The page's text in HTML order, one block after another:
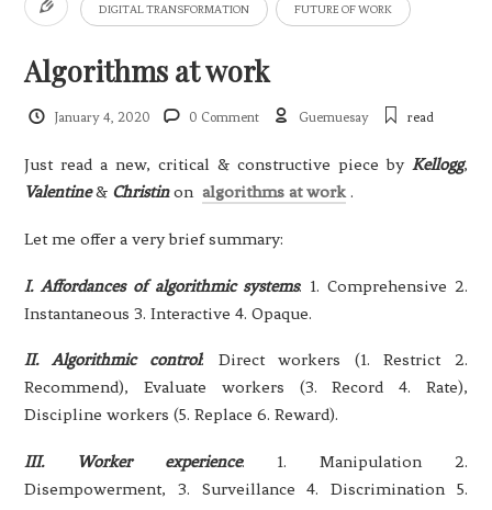
DIGITAL TRANSFORMATION FUTURE OF WORK
Algorithms at work
January 4, 2020 0 Comment Guemuesay read
Just read a new, critical & constructive piece by Kellogg,
Valentine& Christinon algorithms at work .
Let me offer a very brief summary:
I. Affordances of algorithmic systems: 1. Comprehensive 2.
Instantaneous 3. Interactive 4. Opaque.
II. Algorithmic control: Direct workers (1. Restrict 2.
Recommend), Evaluate workers (3. Record 4. Rate),
Discipline workers (5. Replace 6. Reward).
III. Worker experience: 1. Manipulation 2.
Disempowerment, 3. Surveillance 4. Discrimination 5.